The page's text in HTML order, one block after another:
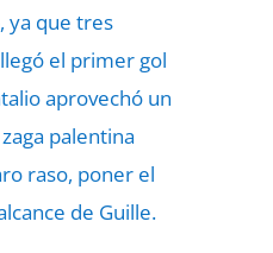
ya que tres
el primer gol
aprovechó un
palentina
raso, poner el
de Guille.